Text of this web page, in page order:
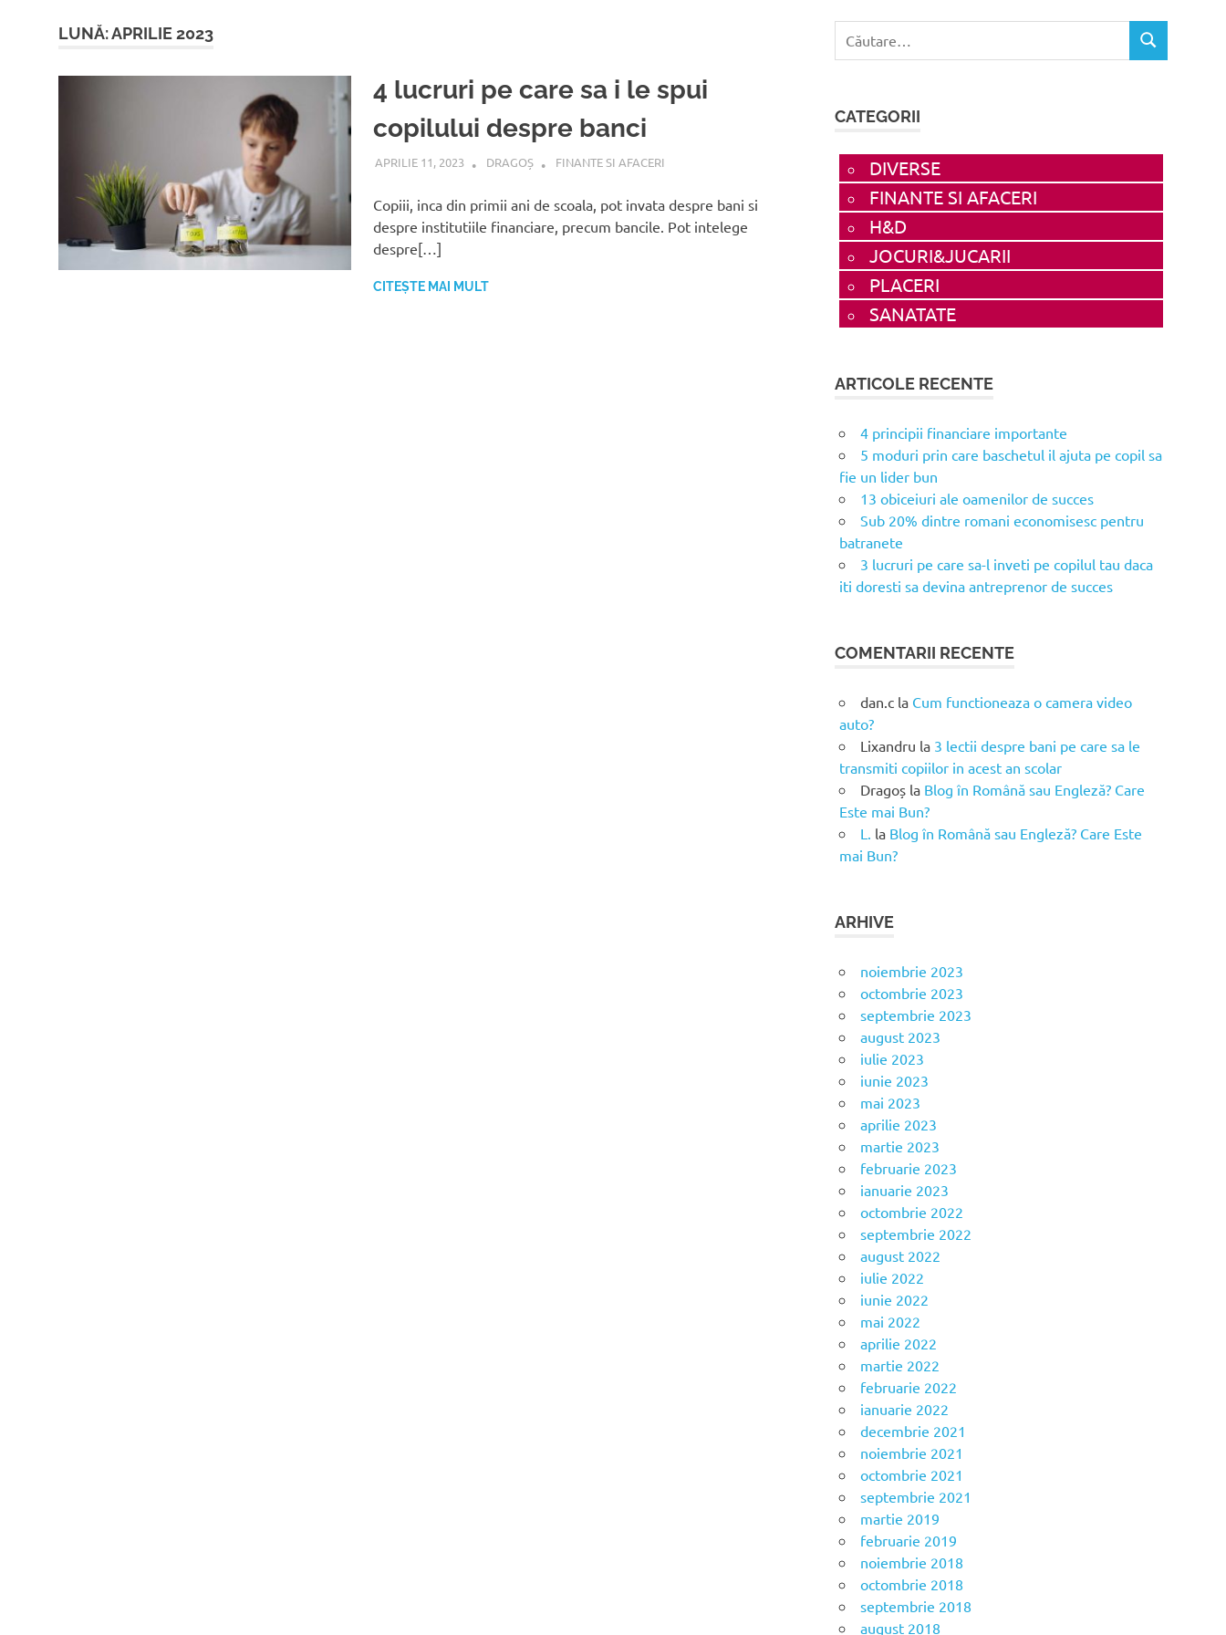
LUNĂ:APRILIE 2023
4 lucruri pe care sa i le spui
copilului despre banci
APRILIE 11, 2023 DRAGOȘ FINANTE SI AFACERI
Copiii, inca din primii ani de scoala, pot invata despre bani si
despre institutiile financiare, precum bancile. Pot intelege
despre[…]
CITEȘTE MAI MULT
după:
CĂUTARE
CATEGORII
DIVERSE
FINANTE SI AFACERI
H&D
JOCURI&JUCARII
PLACERI
SANATATE
ARTICOLE RECENTE
4 principii financiare importante
5 moduri prin care baschetul il ajuta pe copil sa
fie un lider bun
13 obiceiuri ale oamenilor de succes
Sub 20% dintre romani economisesc pentru
batranete
3 lucruri pe care sa-l inveti pe copilul tau daca
iti doresti sa devina antreprenor de succes
COMENTARII RECENTE
dan.c la Cum functioneaza o camera video
auto?
Lixandru la 3 lectii despre bani pe care sa le
transmiti copiilor in acest an scolar
Dragoș la Blog în Română sau Engleză? Care
Este mai Bun?
L.
la Blog în Română sau Engleză? Care Este
mai Bun?
ARHIVE
noiembrie 2023
octombrie 2023
septembrie 2023
august 2023
iulie 2023
iunie 2023
mai 2023
aprilie 2023
martie 2023
februarie 2023
ianuarie 2023
octombrie 2022
septembrie 2022
august 2022
iulie 2022
iunie 2022
mai 2022
aprilie 2022
martie 2022
februarie 2022
ianuarie 2022
decembrie 2021
noiembrie 2021
octombrie 2021
septembrie 2021
martie 2019
februarie 2019
noiembrie 2018
octombrie 2018
septembrie 2018
august 2018